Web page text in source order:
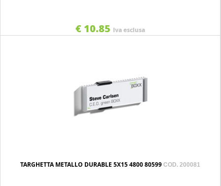
€ 10.85 Iva esclusa
TARGHETTA METALLO DURABLE 5X15 4800 80599 COD. 200081